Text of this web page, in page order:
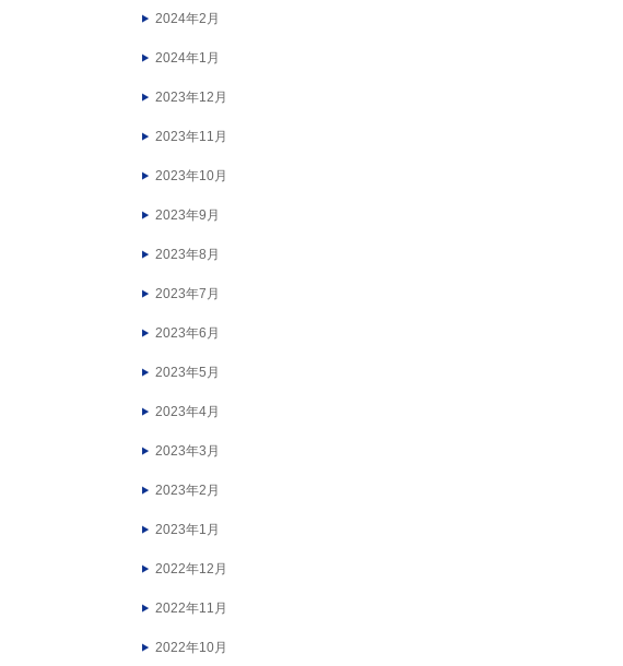
2024年2月
2024年1月
2023年12月
2023年11月
2023年10月
2023年9月
2023年8月
2023年7月
2023年6月
2023年5月
2023年4月
2023年3月
2023年2月
2023年1月
2022年12月
2022年11月
2022年10月